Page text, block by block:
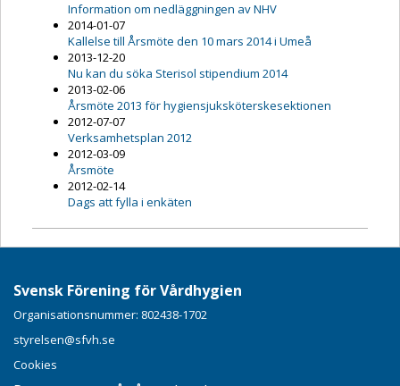
Information om nedläggningen av NHV
2014-01-07
Kallelse till Årsmöte den 10 mars 2014 i Umeå
2013-12-20
Nu kan du söka Sterisol stipendium 2014
2013-02-06
Årsmöte 2013 för hygiensjuksköterskesektionen
2012-07-07
Verksamhetsplan 2012
2012-03-09
Årsmöte
2012-02-14
Dags att fylla i enkäten
Svensk Förening för Vårdhygien
Organisationsnummer: 802438-1702
styrelsen@sfvh.se
Cookies